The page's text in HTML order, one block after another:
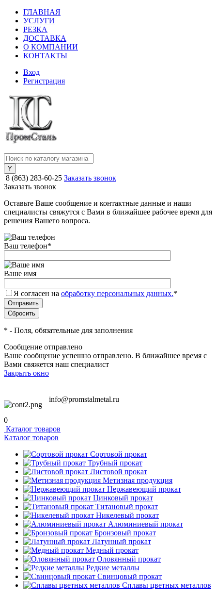
ГЛАВНАЯ
УСЛУГИ
РЕЗКА
ДОСТАВКА
О КОМПАНИИ
КОНТАКТЫ
Вход
Регистрация
8 (863) 283-60-25 Заказать звонок
Заказать звонок
Оставьте Ваше сообщение и контактные данные и наши
специалисты свяжутся с Вами в ближайшее рабочее время для
решения Вашего вопроса.
Ваш телефон*
Ваше имя
Я согласен на обработку персональных данных.*
* - Поля, обязательные для заполнения
Сообщение отправлено
Ваше сообщение успешно отправлено. В ближайшее время с
Вами свяжется наш специалист
Закрыть окно
info@promstalmetal.ru
0
Каталог товаров
Каталог товаров
Сортовой прокат
Трубный прокат
Листовой прокат
Метизная продукция
Нержавеющий прокат
Цинковый прокат
Титановый прокат
Никелевый прокат
Алюминиевый прокат
Бронзовый прокат
Латунный прокат
Медный прокат
Оловянный прокат
Редкие металлы
Свинцовый прокат
Сплавы цветных металлов